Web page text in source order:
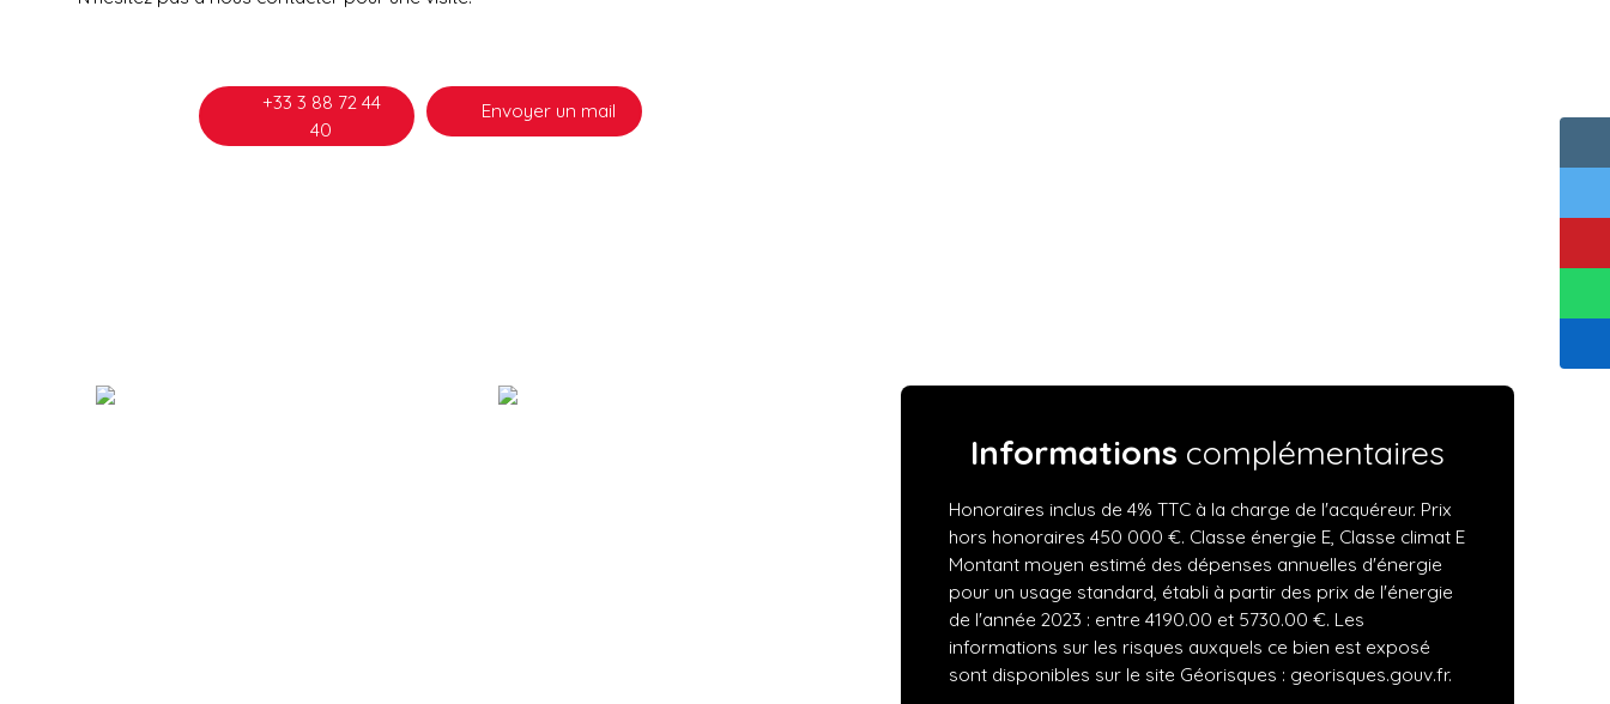
+33 3 88 72 44
40
Envoyer un mail
Informations complémentaires
Honoraires inclus de 4% TTC à la charge de l'acquéreur. Prix
hors honoraires 450 000 €. Classe énergie E, Classe climat E
Montant moyen estimé des dépenses annuelles d'énergie
pour un usage standard, établi à partir des prix de l'énergie
de l'année 2023 : entre 4190.00 et 5730.00 €. Les
informations sur les risques auxquels ce bien est exposé
sont disponibles sur le site Géorisques : georisques.gouv.fr.